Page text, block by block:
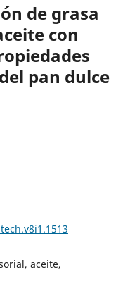
de grasa
con
pan dulce
aceite,